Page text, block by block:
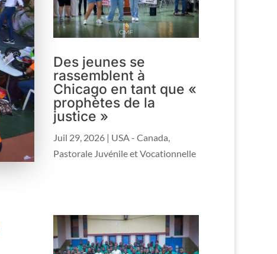
Des jeunes se
rassemblent à
Chicago en tant que «
prophètes de la
justice »
Juil 29, 2026 | USA - Canada,
Pastorale Juvénile et Vocationnelle